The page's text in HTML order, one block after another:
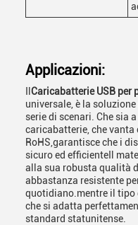
Applicazioni:
Caricabatterie USB per
universale, è la
serie di scenari. Che sia
caricabatterie, che vanta
RoHS,garantisce che i
sicuro ed efficienteIl
alla sua robusta qualità
abbastanza resistente
quotidiano.mentre il tipo
che si adatta
standard statunitense.